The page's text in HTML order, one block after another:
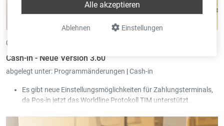
Einstellungen
Ablehnen
Alle akzeptieren
01.07.2024 •
Cash-in - Neue Version 3.60
abgelegt unter: Programmänderungen |Cash-in
Es gibt neue Einstellungsmöglichkeiten für Zahlungsterminals,
da Pos-in jetzt das Worldline Protokoll TIM unterstützt.